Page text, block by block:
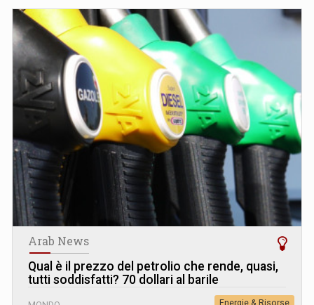
Arab News
Qual è il prezzo del petrolio che rende, quasi,
tutti soddisfatti? 70 dollari al barile